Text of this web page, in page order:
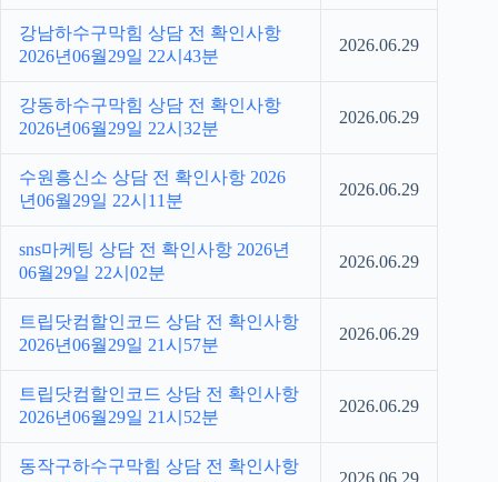
강남하수구막힘 상담 전 확인사항
2026년06월29일 22시43분
2026.06.29
강동하수구막힘 상담 전 확인사항
2026년06월29일 22시32분
2026.06.29
수원흥신소 상담 전 확인사항 2026
년06월29일 22시11분
2026.06.29
sns마케팅 상담 전 확인사항 2026년
06월29일 22시02분
2026.06.29
트립닷컴할인코드 상담 전 확인사항
2026년06월29일 21시57분
2026.06.29
트립닷컴할인코드 상담 전 확인사항
2026년06월29일 21시52분
2026.06.29
동작구하수구막힘 상담 전 확인사항
2026.06.29